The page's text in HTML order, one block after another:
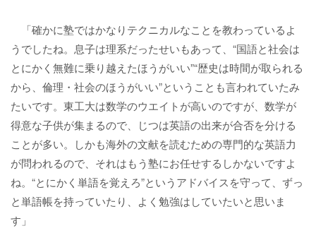
「確かに塾ではかなりテクニカルなことを教わっているよ
うでしたね。息子は理系だったせいもあって、“国語と社会は
とにかく無難に乗り越えたほうがいい”“歴史は時間が取られる
から、倫理・社会のほうがいい”ということも言われていたみ
たいです。東工大は数学のウエイトが高いのですが、数学が
得意な子供が集まるので、じつは英語の出来が合否を分ける
ことが多い。しかも海外の文献を読むための専門的な英語力
が問われるので、それはもう塾にお任せするしかないですよ
ね。“とにかく単語を覚えろ”というアドバイスを守って、ずっ
と単語帳を持っていたり、よく勉強はしていたいと思いま
す」